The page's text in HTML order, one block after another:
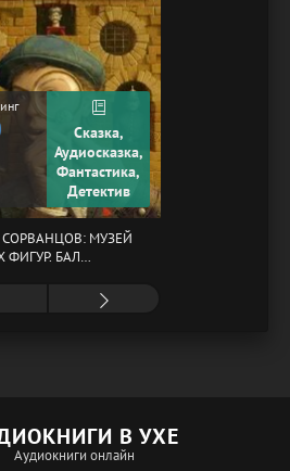
Сказка,
Аудиосказка,
Фантастика,
Детектив
МУЗЕЙ
ФИГУР. БАЛ
В УХЕ
Аудиокниги онлайн